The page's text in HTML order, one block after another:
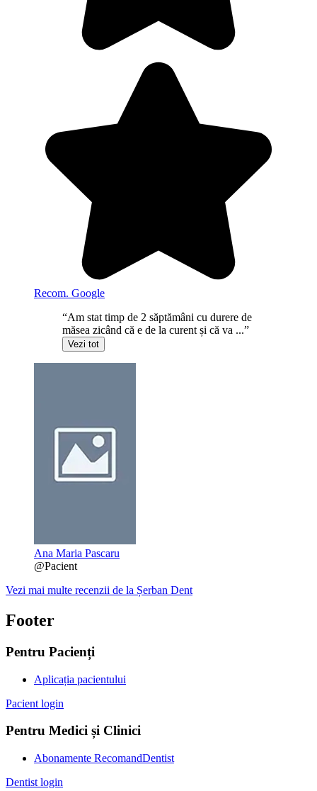
Recom. Google
“Am stat timp de 2 săptămâni cu durere de
măsea zicând că e de la curent și că va ...”
Vezi tot
Ana Maria Pascaru
@Pacient
Vezi mai multe recenzii de la Șerban Dent
Footer
Pentru Pacienți
Aplicația pacientului
Pacient login
Pentru Medici și Clinici
Abonamente RecomandDentist
Dentist login